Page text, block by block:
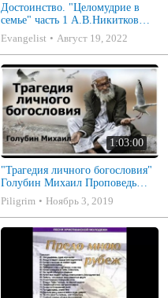
Достоинство. "Целомудрие в
семье" часть 1 А.В.Никитков
Беседа для семейных МСЦ ЕХБ
Evangelist Август 19, 2022
1:03:00
"Трагедия личного богословия"
Голубин Михаил Проповедь
2019
Piligrim Ноябрь 3, 2019